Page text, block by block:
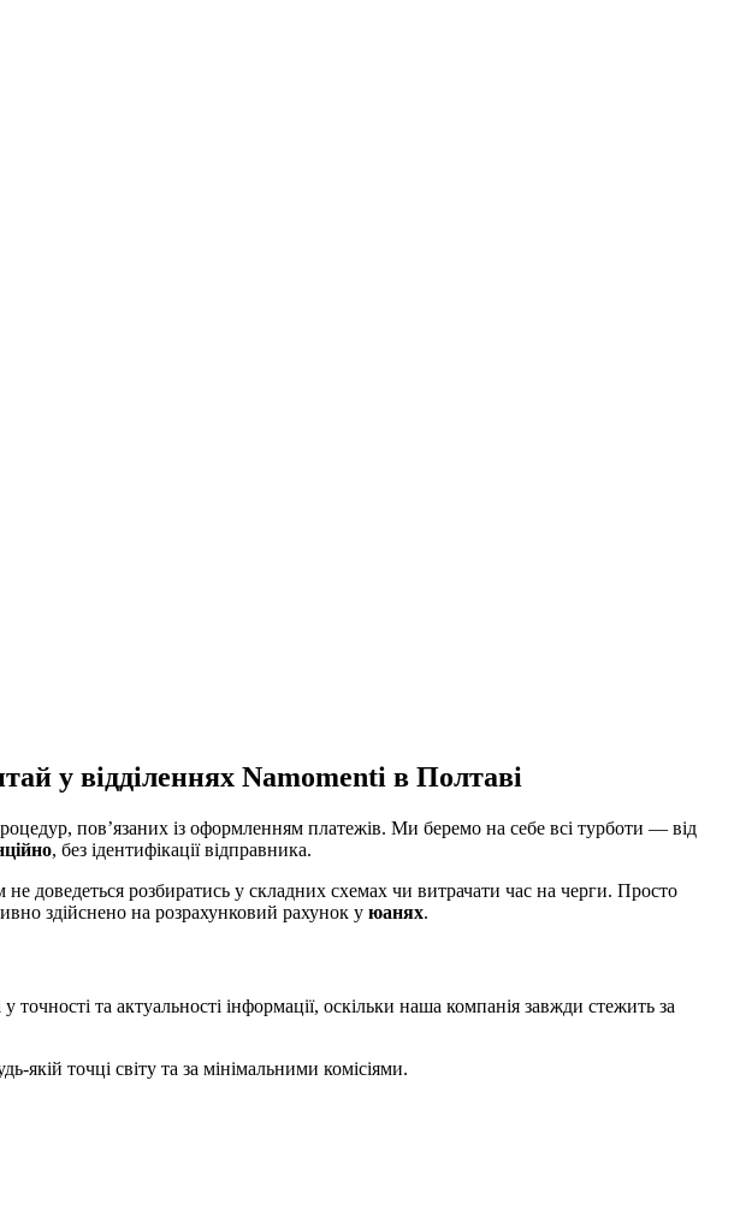
у відділеннях Namomenti в Полтаві
пов’язаних із оформленням платежів. Ми беремо на себе всі турботи — від
, без ідентифікації відправника.
доведеться розбиратись у складних схемах чи витрачати час на черги. Просто
здійснено на розрахунковий рахунок у юанях.
та актуальності інформації, оскільки наша компанія завжди стежить за
якій точці світу та за мінімальними комісіями.